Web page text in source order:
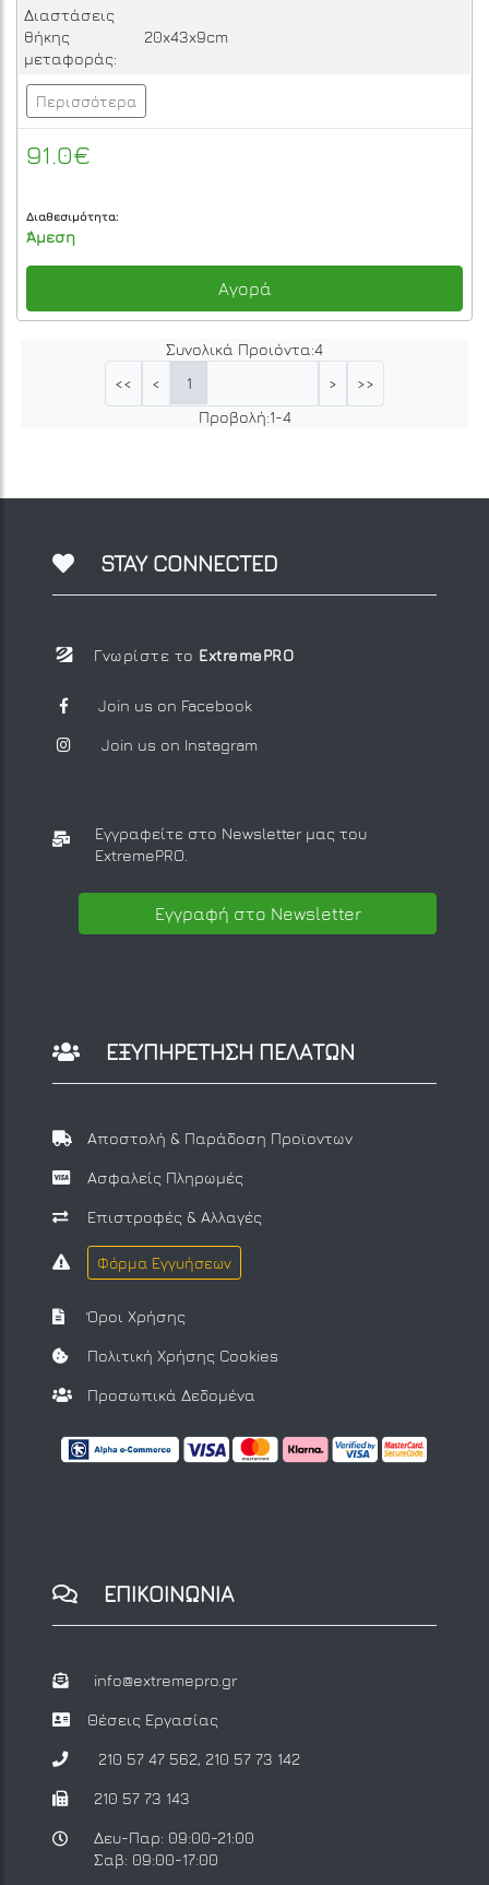
Διαστάσεις
θήκης
μεταφοράς:
20x43x9cm
Περισσότερα
91.0€
Διαθεσιμότητα:
Άμεση
Αγορά
Συνολικά Προιόντα:4
<<
< 1 >
>>
Προβολή:1-4
STAY CONNECTED
Γνωρίστε το ExtremePRO
Join us on Facebook
Join us on Instagram
Εγγραφείτε στο Newsletter μας του
ExtremePRO.
Εγγραφή στο Newsletter
ΕΞΥΠΗΡΕΤΗΣΗ ΠΕΛΑΤΩΝ
Αποστολή & Παράδοση Προϊοντων
Ασφαλείς Πληρωμές
Επιστροφές & Αλλαγές
Φόρμα Εγγυήσεων
Όροι Χρήσης
Πολιτική Χρήσης Cookies
Προσωπικά Δεδομένα
ΕΠΙΚΟΙΝΩΝΙΑ
info@extremepro.gr
Θέσεις Εργασίας
210 57 47 562, 210 57 73 142
210 57 73 143
Δευ-Παρ: 09:00-21:00
Σαβ: 09:00-17:00